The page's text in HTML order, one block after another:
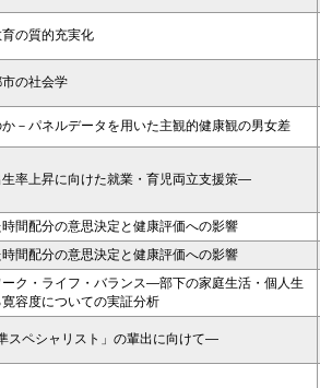
の質的充実化
の社会学
－パネルデータを用いた主観的健康観の男女差
率上昇に向けた就業・育児両立支援策―
間配分の意思決定と健康評価への影響
間配分の意思決定と健康評価への影響
ク・ライフ・バランス―部下の家庭生活・個人生
容度についての実証分析
スペシャリスト」の輩出に向けて―